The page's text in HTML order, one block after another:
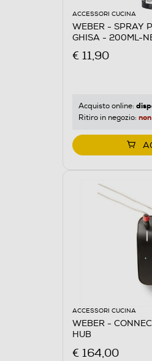
ACCESSORI CUCINA
WEBER - SPRAY
GHISA - 200ML-
€ 11,90
Acquisto online:
Ritiro in negozio:
ACCESSORI CUCINA
WEBER -
HUB
€ 164,00